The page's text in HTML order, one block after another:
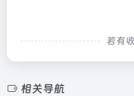
若有
相关导航